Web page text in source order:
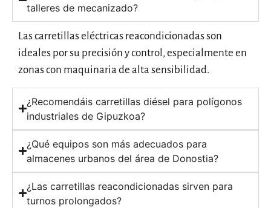
talleres de mecanizado?
Las carretillas eléctricas reacondicionadas son
ideales por su precisión y control, especialmente en
zonas con maquinaria de alta sensibilidad.
¿Recomendáis carretillas diésel para polígonos
industriales de Gipuzkoa?
¿Qué equipos son más adecuados para
almacenes urbanos del área de Donostia?
¿Las carretillas reacondicionadas sirven para
turnos prolongados?